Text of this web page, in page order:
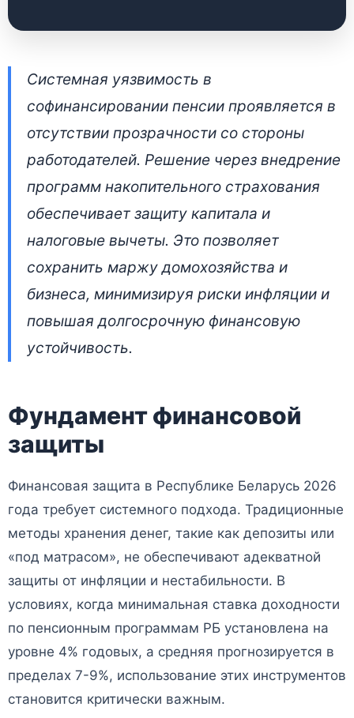
Почему работодатели
скрывают
софинансирование
пенсии: финансовый
анализ
📅 23 июня 2026 • 👁 5 025 прочтений
Системная уязвимость в
софинансировании пенсии проявляется в
отсутствии прозрачности со стороны
работодателей. Решение через внедрение
программ накопительного страхования
обеспечивает защиту капитала и
налоговые вычеты. Это позволяет
сохранить маржу домохозяйства и
бизнеса, минимизируя риски инфляции и
повышая долгосрочную финансовую
устойчивость.
Фундамент финансовой
защиты
Финансовая защита в Республике Беларусь 2026
года требует системного подхода. Традиционные
методы хранения денег, такие как депозиты или
«под матрасом», не обеспечивают адекватной
защиты от инфляции и нестабильности. В
условиях, когда минимальная ставка доходности
по пенсионным программам РБ установлена на
уровне 4% годовых, а средняя прогнозируется в
пределах 7-9%, использование этих инструментов
становится критически важным.